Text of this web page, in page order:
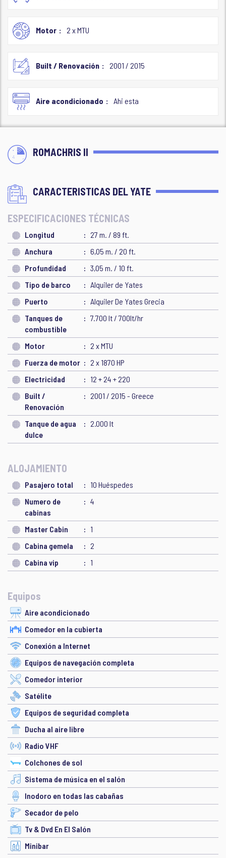
Motor 2 x MTU
Built / Renovación 2001 / 2015
Aire acondicionado Ahi esta
ROMACHRIS II
CARACTERISTICAS DEL YATE
ESPECIFICACIONES TÉCNICAS
Longitud
27 m. / 89 ft.
Anchura
6,05 m. / 20 ft.
Profundidad
3,05 m. / 10 ft.
Tipo de barco
Alquiler de Yates
Puerto
Alquiler De Yates Grecia
Tanques de
combustible
7.700 lt / 700lt/hr
Motor
2 x MTU
Fuerza de motor
2 x 1870 HP
Electricidad
12 + 24 + 220
Built /
Renovación
2001 / 2015 - Greece
Tanque de agua
dulce
2.000 lt
ALOJAMIENTO
Pasajero total
10 Huéspedes
Numero de
cabinas
4
Master Cabin
1
Cabina gemela
2
Cabina vip
1
Equipos
Aire acondicionado
Comedor en la cubierta
Conexión a Internet
Equipos de navegación completa
Comedor interior
Satélite
Equipos de seguridad completa
Ducha al aire libre
Radio VHF
Colchones de sol
Sistema de música en el salón
Inodoro en todas las cabañas
Secador de pelo
Tv & Dvd En El Salón
Minibar